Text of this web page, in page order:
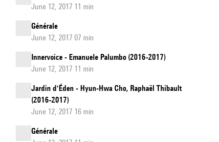
June 12, 2017 11 min
Générale
June 12, 2017 07 min
Innervoice - Emanuele Palumbo (2016-2017)
June 12, 2017 11 min
Jardin d'Éden - Hyun-Hwa Cho, Raphaël Thibault
(2016-2017)
June 12, 2017 16 min
Générale